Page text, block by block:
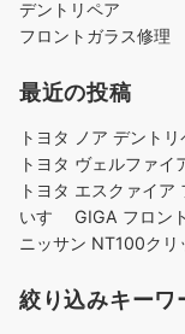
デントリペア
フロントガラス修理
最近の投稿
トヨタ ノア デントリ
トヨタ ヴェルファイ
トヨタ エスクァイア
いすゞ GIGA フロン
ニッサン NT100クリ
絞り込みキーワ